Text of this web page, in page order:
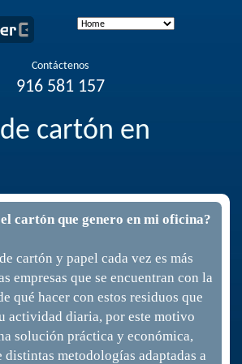
Contáctenos
916 581 157
cartón en
cartón que genero en mi oficina?
cartón y papel cada vez es más
empresas que se encuentran con la
qué hacer con estos residuos que
actividad diaria, por este motivo
solución práctica y económica,
metodologías adaptadas a